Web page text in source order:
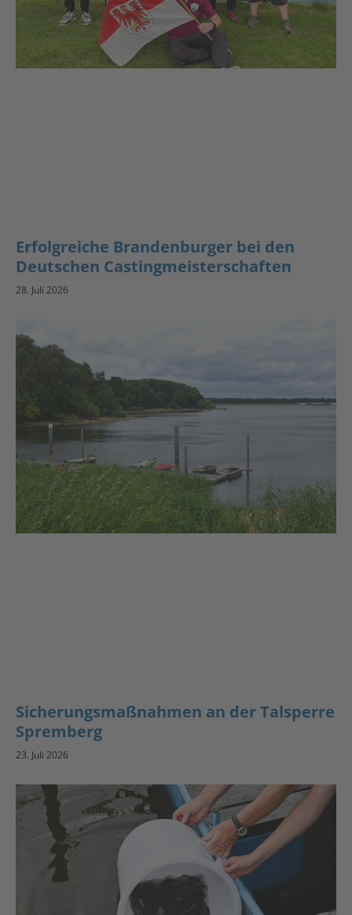
Erfolgreiche Brandenburger bei den
Deutschen Castingmeisterschaften
28. Juli 2026
Sicherungsmaßnahmen an der Talsperre
Spremberg
23. Juli 2026